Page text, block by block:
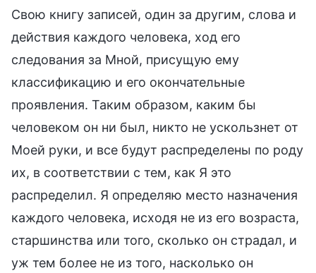
Свою книгу записей, один за другим, слова и
действия каждого человека, ход его
следования за Мной, присущую ему
классификацию и его окончательные
проявления. Таким образом, каким бы
человеком он ни был, никто не ускользнет от
Моей руки, и все будут распределены по роду
их, в соответствии с тем, как Я это
распределил. Я определяю место назначения
каждого человека, исходя не из его возраста,
старшинства или того, сколько он страдал, и
уж тем более не из того, насколько он